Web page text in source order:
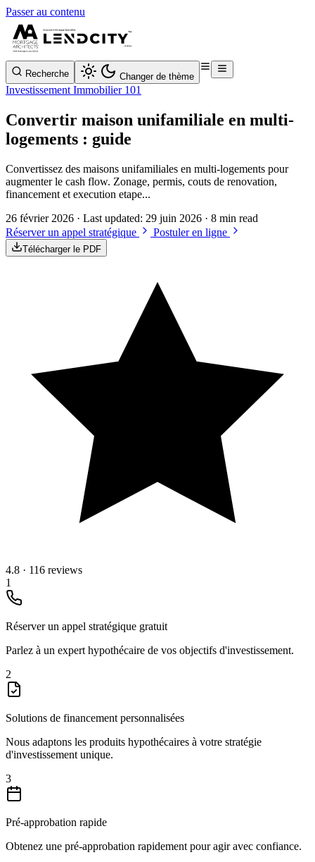
Passer au contenu
Recherche Changer de thème
Investissement Immobilier 101
Convertir maison unifamiliale en multi-
logements : guide
Convertissez des maisons unifamiliales en multi-logements pour
augmenter le cash flow. Zonage, permis, couts de renovation,
financement et execution etape...
26 février 2026 · Last updated: 29 juin 2026 · 8 min read
Réserver un appel stratégique
Postuler en ligne
Télécharger le PDF
4.8 · 116 reviews
1
Réserver un appel stratégique gratuit
Parlez à un expert hypothécaire de vos objectifs d'investissement.
2
Solutions de financement personnalisées
Nous adaptons les produits hypothécaires à votre stratégie
d'investissement unique.
3
Pré-approbation rapide
Obtenez une pré-approbation rapidement pour agir avec confiance.